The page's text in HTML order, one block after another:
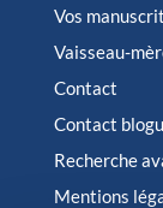
Vos
Vaisseau-
Contact
Contact
Recherche
Mentions